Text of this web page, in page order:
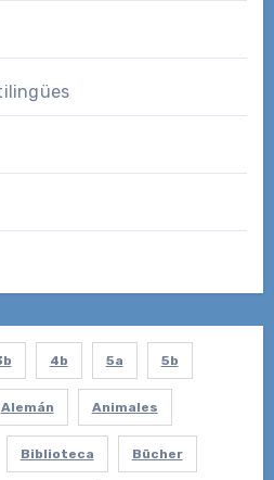
4b 5a 5b
Alemán Animales
Biblioteca Bücher